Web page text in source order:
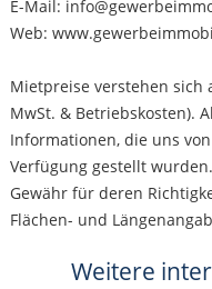
E-Mail:
Web:
Mietpreise verstehen sich
MwSt. & Betriebskosten).
Informationen, die uns
Verfügung gestellt
Gewähr für deren
Flächen- und
Weitere